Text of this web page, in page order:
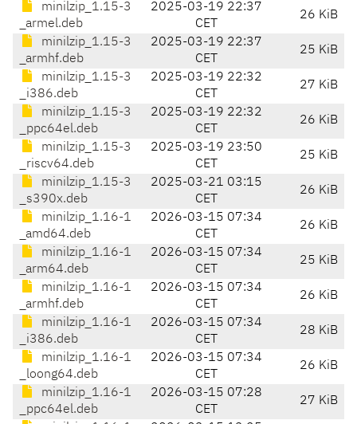
minilzip_1.15-3
_armel.deb
2025-03-19 22:37
CET
26 KiB
minilzip_1.15-3
_armhf.deb
2025-03-19 22:37
CET
25 KiB
minilzip_1.15-3
_i386.deb
2025-03-19 22:32
CET
27 KiB
minilzip_1.15-3
_ppc64el.deb
2025-03-19 22:32
CET
26 KiB
minilzip_1.15-3
_riscv64.deb
2025-03-19 23:50
CET
25 KiB
minilzip_1.15-3
_s390x.deb
2025-03-21 03:15
CET
26 KiB
minilzip_1.16-1
_amd64.deb
2026-03-15 07:34
CET
26 KiB
minilzip_1.16-1
_arm64.deb
2026-03-15 07:34
CET
25 KiB
minilzip_1.16-1
_armhf.deb
2026-03-15 07:34
CET
26 KiB
minilzip_1.16-1
_i386.deb
2026-03-15 07:34
CET
28 KiB
minilzip_1.16-1
_loong64.deb
2026-03-15 07:34
CET
26 KiB
minilzip_1.16-1
_ppc64el.deb
2026-03-15 07:28
CET
27 KiB